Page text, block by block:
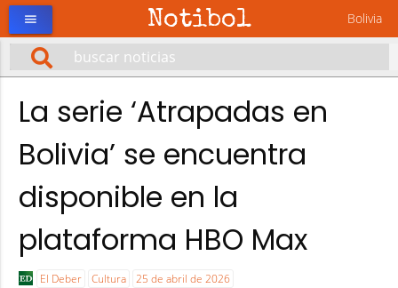
Notibol Bolivia
menu
La serie ‘Atrapadas en
Bolivia’ se encuentra
disponible en la
plataforma HBO Max
El Deber Cultura 25 de abril de 2026